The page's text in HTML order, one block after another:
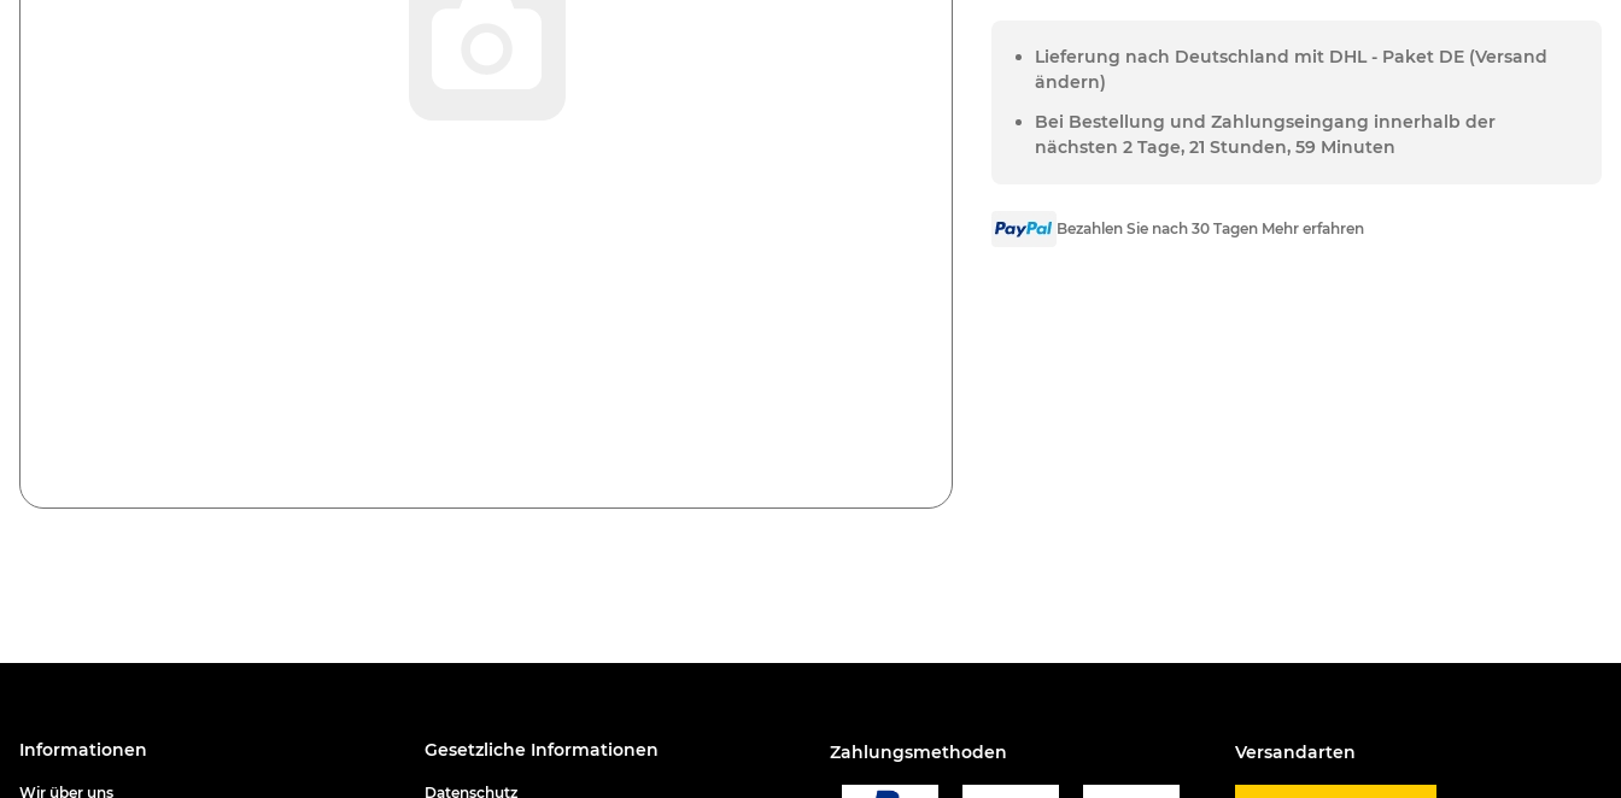
Lieferung nach Deutschland mit DHL - Paket DE (Versand
ändern)
Bei Bestellung und Zahlungseingang innerhalb der
nächsten 2 Tage, 21 Stunden, 59 Minuten
Bezahlen Sie nach 30 Tagen Mehr erfahren
Informationen
Wir über uns
Gesetzliche Informationen
Datenschutz
Zahlungsmethoden Versandarten